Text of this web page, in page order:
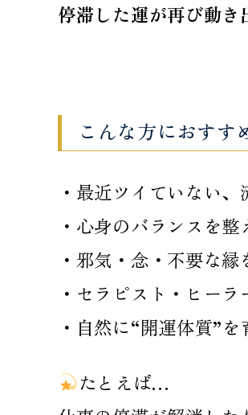
停滞した運が再び動
こんな方におすす
・最近ツイていない
・心身のバランスを整
・邪気・念・不要な
・セラピスト・ヒー
・自然に“開運体質”
たとえば…